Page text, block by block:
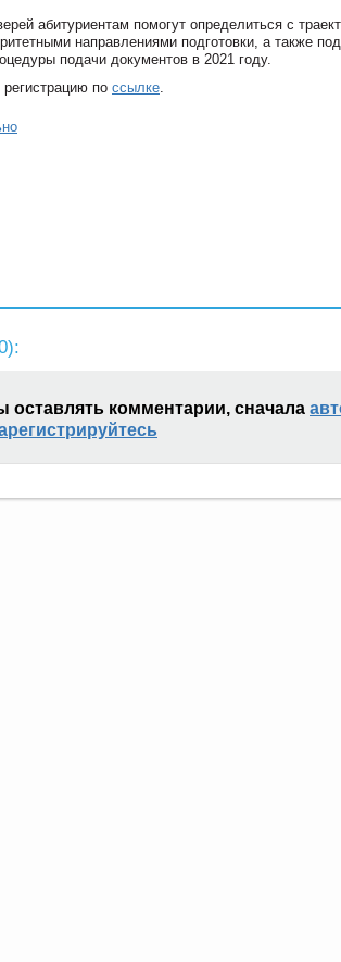
абитуриентам помогут определиться с
направлениями подготовки, а также
подачи документов в 2021 году.
по ссылке.
):
оставлять комментарии, сначала